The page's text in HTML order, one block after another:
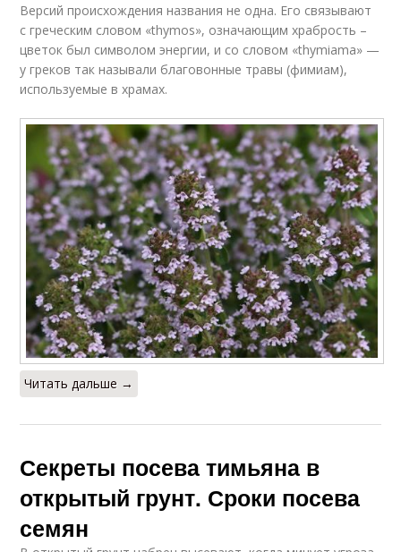
Версий происхождения названия не одна. Его связывают
с греческим словом «thymos», означающим храбрость –
цветок был символом энергии, и со словом «thymiama» —
у греков так называли благовонные травы (фимиам),
используемые в храмах.
Читать дальше →
Секреты посева тимьяна в
открытый грунт. Сроки посева
семян